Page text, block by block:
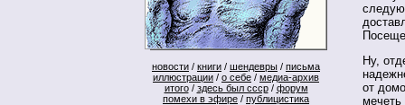
новости / книги / шендевры / письма
иллюстрации / о себе / медиа-архив
итого/ здесь был ссср/ форум
помехи в эфире / публицистика
Ну,
от
мечеть